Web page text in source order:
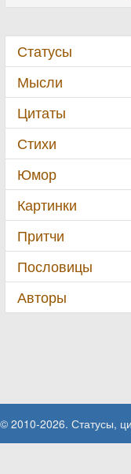
Статусы
Мысли
Цитаты
Стихи
Юмор
Картинки
Притчи
Пословицы
Авторы
© 2010-2026. Статусы,